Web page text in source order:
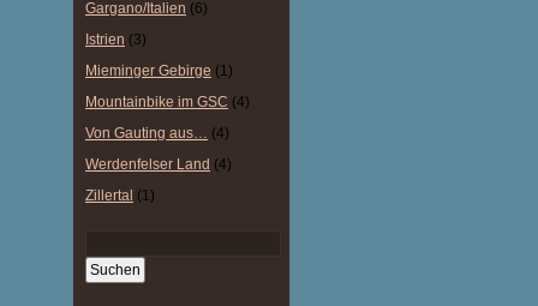
Gargano/Italien (6)
Istrien (3)
Mieminger Gebirge (1)
Mountainbike im GSC (4)
Von Gauting aus… (4)
Werdenfelser Land (4)
Zillertal (1)